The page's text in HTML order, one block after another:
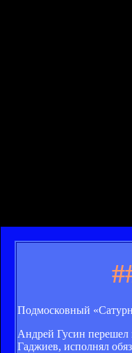
Подмосковный
Андрей Гусин перешел
Гаджиев, исполнял